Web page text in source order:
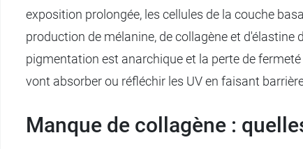
exposition prolongée, les cellules de la couche
production de mélanine, de collagène et d'élastine
pigmentation est anarchique et la perte de
vont absorber ou réfléchir les UV en faisant
Manque de collagène :